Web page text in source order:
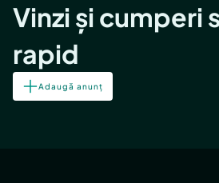
Vinzi și cumperi
rapid
Adaugă anunț